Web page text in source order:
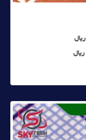
ریال
ریال